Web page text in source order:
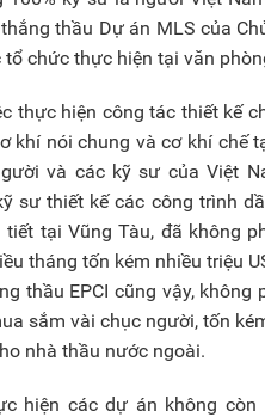
thầu Dự án MLS của
chức thực hiện tại văn
thực hiện công tác thiết kế
khí nói chung và cơ khí chế
và các kỹ sư của Việt
sư thiết kế các công trình
tại Vũng Tàu, đã không
tháng tốn kém nhiều triệu
thầu EPCI cũng vậy,
sắm vài chục người, tốn
nhà thầu nước ngoài.
hiện các dự án không